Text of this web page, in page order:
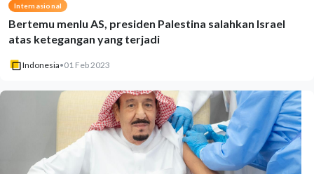
Internasional
Bertemu menlu AS, presiden Palestina salahkan Israel
atas ketegangan yang terjadi
Indonesia•01 Feb 2023